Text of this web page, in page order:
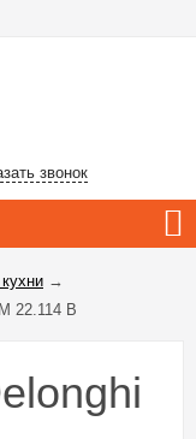
звонок
→
22.114 B